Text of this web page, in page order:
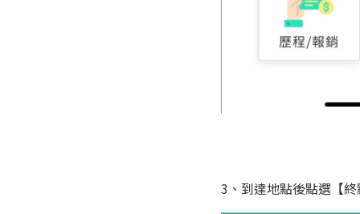
3、到達地點後點選【